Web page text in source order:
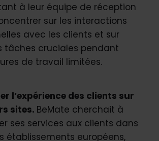
à leur équipe de réception
sur les interactions
avec les clients et sur
tâches cruciales pendant
de travail limitées.
l’expérience des clients sur
sites. BeMate cherchait à
ses services aux clients dans
établissements européens,